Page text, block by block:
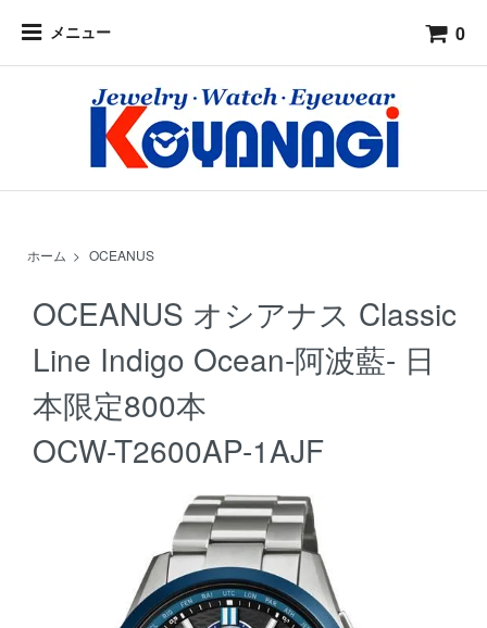
メニュー 0
ホーム > OCEANUS
OCEANUS オシアナス Classic
Line Indigo Ocean-阿波藍- 日
本限定800本
OCW-T2600AP-1AJF